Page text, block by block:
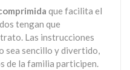
que facilita el
tengan que
Las instrucciones
sea sencillo y divertido,
de la familia participen.